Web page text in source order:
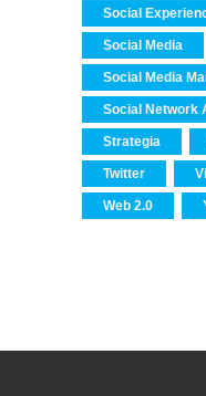
Social
Social Media
Social Media
Social Network
Strategia
Twitter
Web 2.0